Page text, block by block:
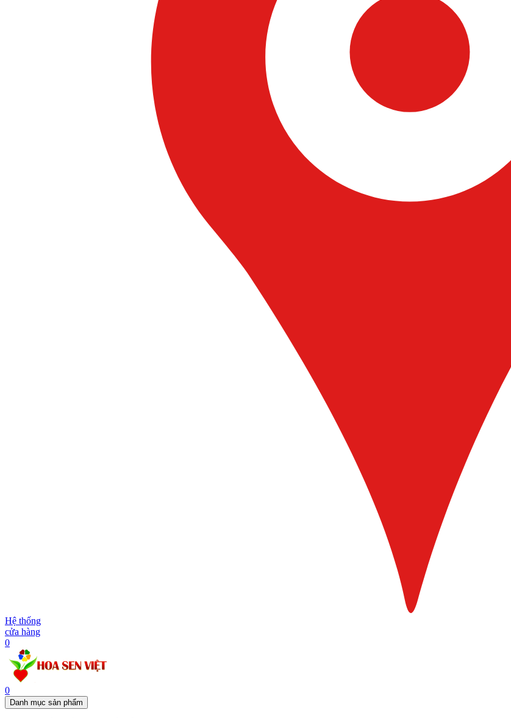
Hệ thống
cửa hàng
0
0
Danh mục sản phẩm